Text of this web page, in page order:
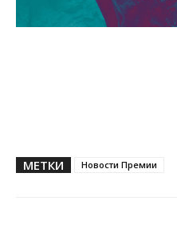
МЕТКИ Новости Премии